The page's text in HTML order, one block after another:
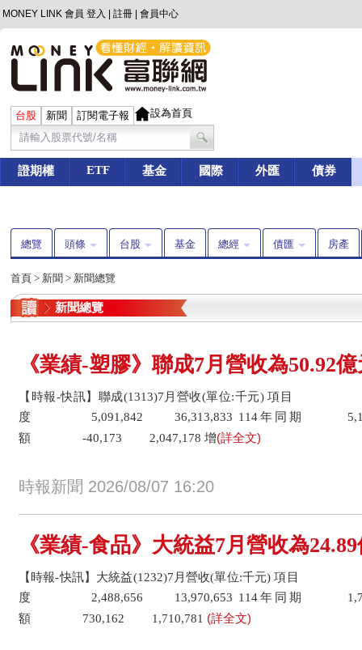
MONEY LINK 會員 登入 註冊 會員中心
台股 新聞 訂閱電子報 設為首頁
證期權 ETF 基金 國際 外匯 債券
總覽 頭條 台股 基金 總經 債匯 房產
首頁 > 新聞 > 新聞總覽
新聞總覽
《業績-塑膠》聯成7月營收為50.92
【時報-快訊】聯成(1313)7月營收(單位:千元) 項
度 5,091,842 36,313,833 114年同期
額 -40,173 2,047,178 增(詳全文)
時報新聞 2026/08/07 16:20
《業績-食品》大統益7月營收為
【時報-快訊】大統益(1232)7月營收(單位:千元) 項
度 2,488,656 13,970,653 114年同期
額 730,162 1,710,781 (詳全文)